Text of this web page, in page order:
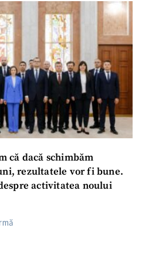
că dacă schimbăm
rezultatele vor fi bune.
activitatea noului